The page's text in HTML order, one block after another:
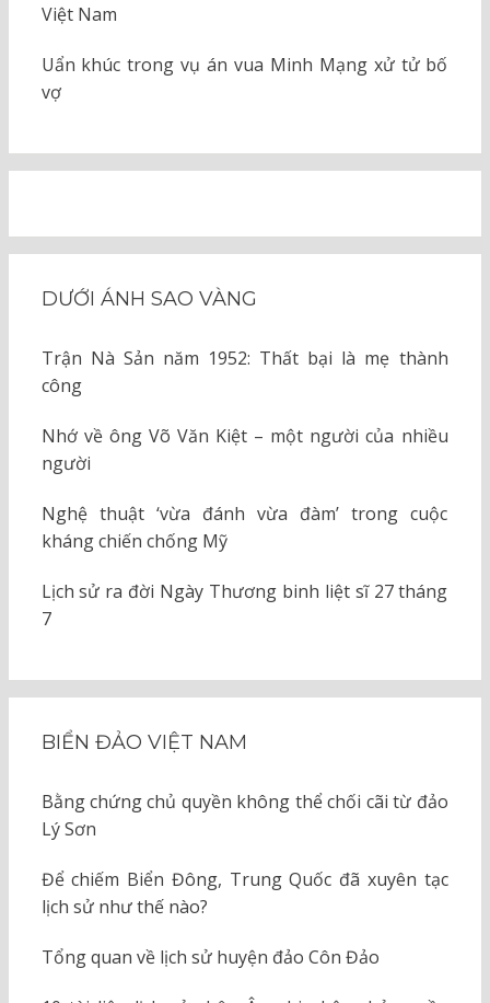
Việt Nam
Uẩn khúc trong vụ án vua Minh Mạng xử tử bố
vợ
DƯỚI ÁNH SAO VÀNG
Trận Nà Sản năm 1952: Thất bại là mẹ thành
công
Nhớ về ông Võ Văn Kiệt – một người của nhiều
người
Nghệ thuật ‘vừa đánh vừa đàm’ trong cuộc
kháng chiến chống Mỹ
Lịch sử ra đời Ngày Thương binh liệt sĩ 27 tháng
7
BIỂN ĐẢO VIỆT NAM
Bằng chứng chủ quyền không thể chối cãi từ đảo
Lý Sơn
Để chiếm Biển Đông, Trung Quốc đã xuyên tạc
lịch sử như thế nào?
Tổng quan về lịch sử huyện đảo Côn Đảo